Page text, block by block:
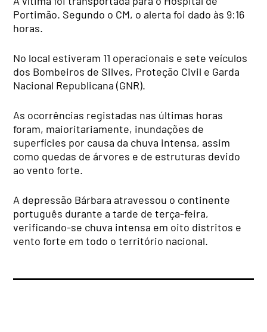
Portimão. Segundo o CM, o alerta foi dado às 9:16
horas.
No local estiveram 11 operacionais e sete veículos
dos Bombeiros de Silves, Proteção Civil e Garda
Nacional Republicana (GNR).
As ocorrências registadas nas últimas horas
foram, maioritariamente, inundações de
superfícies por causa da chuva intensa, assim
como quedas de árvores e de estruturas devido
ao vento forte.
A depressão Bárbara atravessou o continente
português durante a tarde de terça-feira,
verificando-se chuva intensa em oito distritos e
vento forte em todo o território nacional.